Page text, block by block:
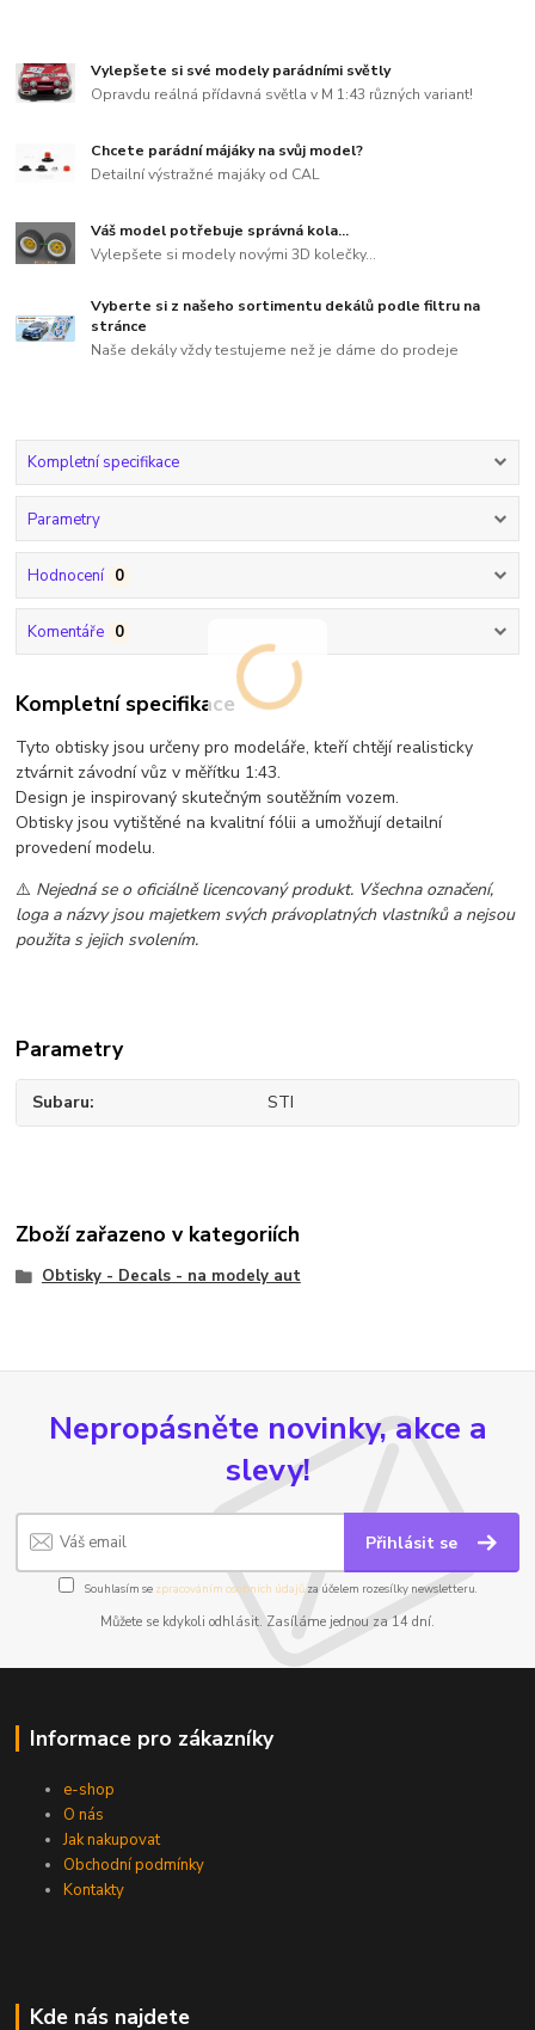
Vylepšete si své modely parádními světly
Opravdu reálná přídavná světla v M 1:43 různých variant!
Chcete parádní májáky na svůj model?
Detailní výstražné majáky od CAL
Váš model potřebuje správná kola...
Vylepšete si modely novými 3D kolečky...
Vyberte si z našeho sortimentu dekálů podle filtru na
stránce
Naše dekály vždy testujeme než je dáme do prodeje
Kompletní specifikace
Parametry
Hodnocení 0
Komentáře 0
Kompletní specifikace
Tyto obtisky jsou určeny pro modeláře, kteří chtějí realisticky
ztvárnit závodní vůz v měřítku 1:43.
Design je inspirovaný skutečným soutěžním vozem.
Obtisky jsou vytištěné na kvalitní fólii a umožňují detailní
provedení modelu.
⚠️ Nejedná se o oficiálně licencovaný produkt. Všechna označení,
loga a názvy jsou majetkem svých právoplatných vlastníků a nejsou
použita s jejich svolením.
Parametry
Subaru STI
Zboží zařazeno v kategoriích
Obtisky - Decals - na modely aut
Nepropásněte novinky, akce a
slevy!
Přihlásit se
Souhlasím se zpracováním osobních údajůza účelem rozesílky newsletteru.
Můžete se kdykoli odhlásit. Zasíláme jednou za 14 dní.
Informace pro zákazníky
e-shop
O nás
Jak nakupovat
Obchodní podmínky
Kontakty
Kde nás najdete